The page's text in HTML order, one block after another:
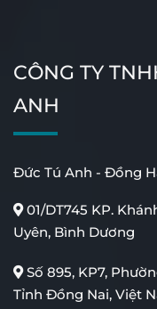
CÔNG TY
ANH
Đức Tú Anh - Đồng
01/DT745 KP.
Uyên, Bình Dương
Số 895, KP7,
Tỉnh Đồng Nai, Việt